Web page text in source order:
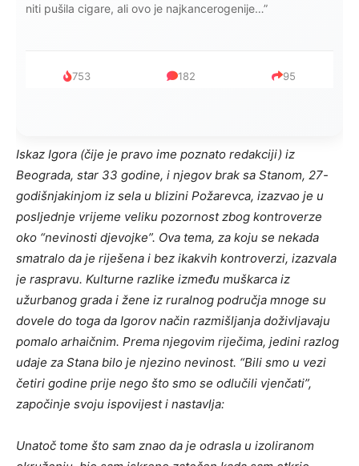
ucveljenog udovca, a onda je obdukcija otkrila jezivu istinu
1.0K 234 145
Iskaz Igora (čije je pravo ime poznato redakciji) iz
Beograda, star 33 godine, i njegov brak sa Stanom, 27-
godišnjakinjom iz sela u blizini Požarevca, izazvao je u
posljednje vrijeme veliku pozornost zbog kontroverze
oko “nevinosti djevojke”. Ova tema, za koju se nekada
smatralo da je riješena i bez ikakvih kontroverzi, izazvala
je raspravu. Kulturne razlike između muškarca iz
užurbanog grada i žene iz ruralnog područja mnoge su
dovele do toga da Igorov način razmišljanja doživljavaju
pomalo arhaičnim. Prema njegovim riječima, jedini razlog
udaje za Stana bilo je njezino nevinost. “Bili smo u vezi
četiri godine prije nego što smo se odlučili vjenčati”,
započinje svoju ispovijest i nastavlja:
Unatoč tome što sam znao da je odrasla u izoliranom